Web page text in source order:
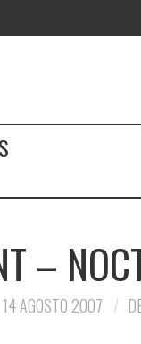
–
14 AGOSTO 2007